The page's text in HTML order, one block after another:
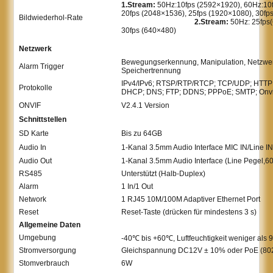
Bildwiederhol-Rate
1.Stream:50Hz:10fps (2592×1920),
20fps (2048×1536), 25fps (1920×1080),
2.Stream: 50Hz:
30fps (640×480)
Netzwerk
Alarm Trigger
Bewegungserkennung, Manipulation,
Speichertrennung
Protokolle
IPv4/IPv6; RTSP/RTP/RTCP; TCP/UDP;
DHCP; DNS; FTP; DDNS; PPPoE; SMTP;
ONVIF
V2.4.1 Version
Schnittstellen
SD Karte
Bis zu 64GB
Audio In
1-Kanal 3.5mm Audio Interface MIC IN/Line IN
Audio Out
1-Kanal 3.5mm Audio Interface (Line
RS485
Unterstützt (Halb-Duplex)
Alarm
1 In/1 Out
Network
1 RJ45 10M/100M Adaptiver Ethernet Port
Reset
Reset-Taste (drücken für mindestens 3 s)
Allgemeine Daten
Umgebung
-40℃ bis +60℃, Luftfeuchtigkeit weniger als
Stromversorgung
Gleichspannung DC12V ± 10% oder PoE
Stomverbrauch
6W